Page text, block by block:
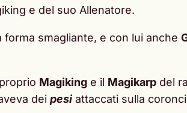
e del suo Allenatore.
forma smagliante, e con lui anche
Magiking e il Magikarp del
dei pesi attaccati sulla